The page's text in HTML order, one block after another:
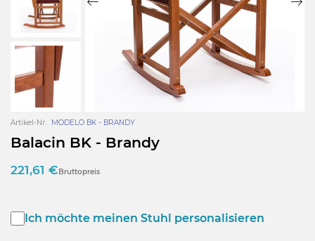
Artikel-Nr. MODELO BK - BRANDY
Balacin BK - Brandy
221,61 € Bruttopreis
Ich möchte meinen Stuhl personalisieren